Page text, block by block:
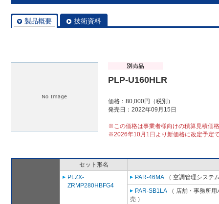
製品概要 技術資料
PLP-U160HLR
価格：80,000円（税別）
発売日：2022年09月15日
※この価格は事業者様向けの積算見積価
※2026年10月1日より新価格に改定予定
セット形名
PLZX-
ZRMP280HBFG4
PAR-46MA （ 空調管理システ
PAR-SB1LA （ 店舗・事務所
売 ）